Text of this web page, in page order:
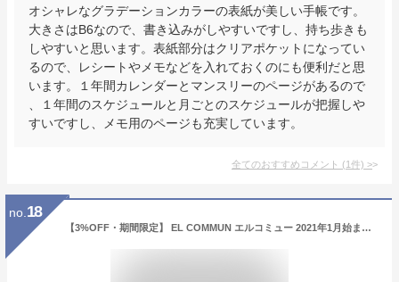
オシャレなグラデーションカラーの表紙が美しい手帳です。
大きさはB6なので、書き込みがしやすいですし、持ち歩きも
しやすいと思います。表紙部分はクリアポケットになってい
るので、レシートやメモなどを入れておくのにも便利だと思
います。１年間カレンダーとマンスリーのページがあるので
、１年間のスケジュールと月ごとのスケジュールが把握しや
すいですし、メモ用のページも充実しています。
全てのおすすめコメント (1件) >
no. 18
【3%OFF・期間限定】 EL COMMUN エルコミュー 2021年1月始まり 手帳 週間セパレート式(ブロック) B6 1月始まり B6ウィークリー ブロック Pocket Twinkle 大人かわいい おしゃれ 可愛い キャラクター 手帳カバー スケジュール帳 手帳のタイム